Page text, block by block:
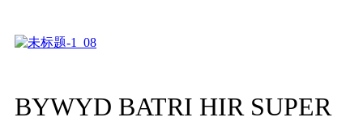
BYWYD BATRI HIR SUPER